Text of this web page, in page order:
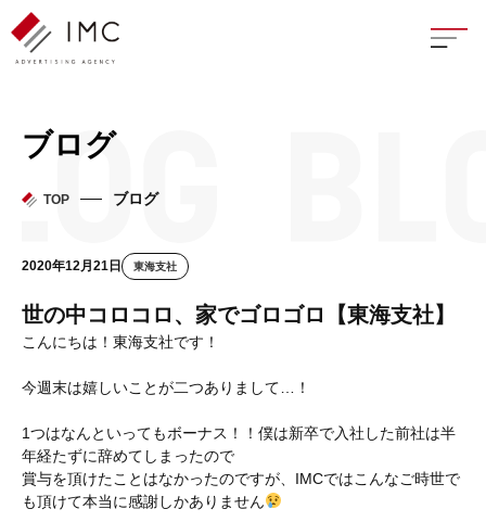
座談
ブログ
TOP ブログ
2020年12月21日 東海支社
世の中コロコロ、家でゴロゴロ【東海支社】
こんにちは！東海支社です！
今週末は嬉しいことが二つありまして…！
1つはなんといってもボーナス！！僕は新卒で入社した前社は半
年経たずに辞めてしまったので
賞与を頂けたことはなかったのですが、IMCではこんなご時世で
も頂けて本当に感謝しかありません